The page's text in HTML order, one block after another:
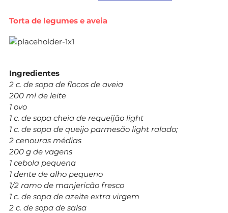
Torta de legumes e aveia
Ingredientes
2 c. de sopa de flocos de aveia
200 ml de leite
1 ovo
1 c. de sopa cheia de requeijão light
1 c. de sopa de queijo parmesão light ralado;
2 cenouras médias
200 g de vagens
1 cebola pequena
1 dente de alho pequeno
1/2 ramo de manjericão fresco
1 c. de sopa de azeite extra virgem
2 c. de sopa de salsa